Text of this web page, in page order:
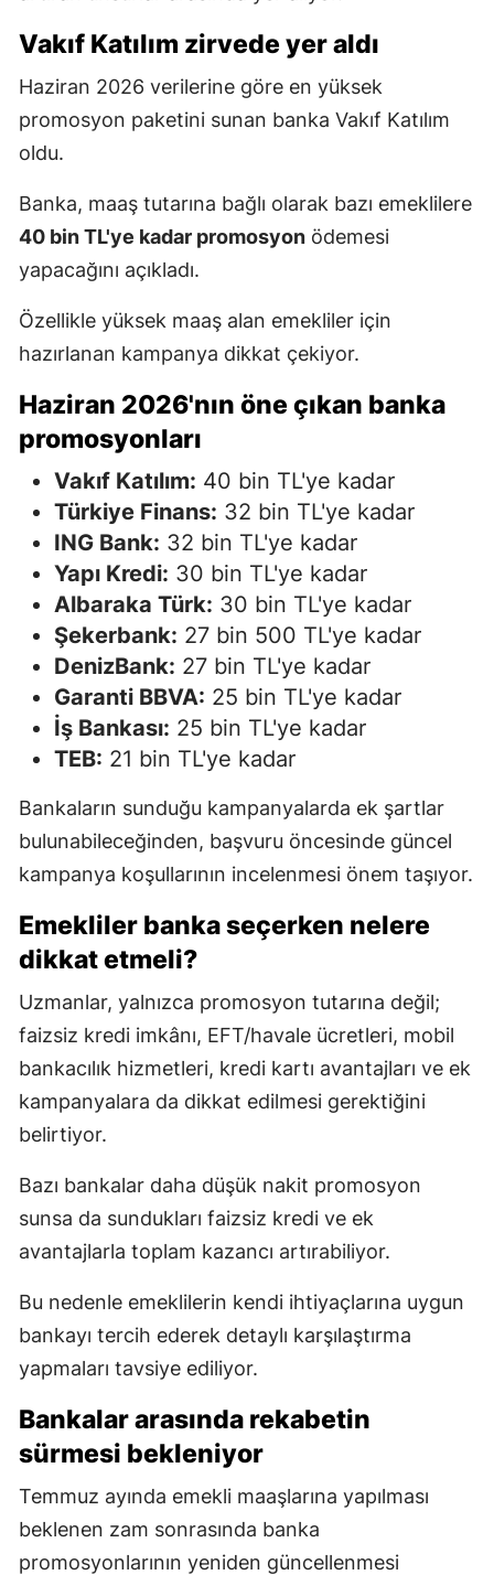
Vakıf Katılım zirvede yer aldı
Haziran 2026 verilerine göre en yüksek
promosyon paketini sunan banka Vakıf Katılım
oldu.
Banka, maaş tutarına bağlı olarak bazı emeklilere
40 bin TL'ye kadar promosyon ödemesi
yapacağını açıkladı.
Özellikle yüksek maaş alan emekliler için
hazırlanan kampanya dikkat çekiyor.
Haziran 2026'nın öne çıkan banka
promosyonları
Vakıf Katılım: 40 bin TL'ye kadar
Türkiye Finans: 32 bin TL'ye kadar
ING Bank: 32 bin TL'ye kadar
Yapı Kredi: 30 bin TL'ye kadar
Albaraka Türk: 30 bin TL'ye kadar
Şekerbank: 27 bin 500 TL'ye kadar
DenizBank: 27 bin TL'ye kadar
Garanti BBVA: 25 bin TL'ye kadar
İş Bankası: 25 bin TL'ye kadar
TEB: 21 bin TL'ye kadar
Bankaların sunduğu kampanyalarda ek şartlar
bulunabileceğinden, başvuru öncesinde güncel
kampanya koşullarının incelenmesi önem taşıyor.
Emekliler banka seçerken nelere
dikkat etmeli?
Uzmanlar, yalnızca promosyon tutarına değil;
faizsiz kredi imkânı, EFT/havale ücretleri, mobil
bankacılık hizmetleri, kredi kartı avantajları ve ek
kampanyalara da dikkat edilmesi gerektiğini
belirtiyor.
Bazı bankalar daha düşük nakit promosyon
sunsa da sundukları faizsiz kredi ve ek
avantajlarla toplam kazancı artırabiliyor.
Bu nedenle emeklilerin kendi ihtiyaçlarına uygun
bankayı tercih ederek detaylı karşılaştırma
yapmaları tavsiye ediliyor.
Bankalar arasında rekabetin
sürmesi bekleniyor
Temmuz ayında emekli maaşlarına yapılması
beklenen zam sonrasında banka
promosyonlarının yeniden güncellenmesi